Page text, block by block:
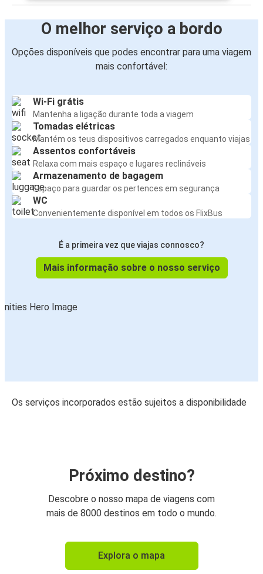
O melhor serviço a bordo
Opções disponíveis que podes encontrar para uma viagem
mais confortável:
Wi-Fi grátis
Mantenha a ligação durante toda a viagem
Tomadas elétricas
Mantém os teus dispositivos carregados enquanto viajas
Assentos confortáveis
Relaxa com mais espaço e lugares reclináveis
Armazenamento de bagagem
Espaço para guardar os pertences em segurança
WC
Convenientemente disponível em todos os FlixBus
É a primeira vez que viajas connosco?
Mais informação sobre o nosso serviço
Os serviços incorporados estão sujeitos a disponibilidade
Próximo destino?
Descobre o nosso mapa de viagens com
mais de 8000 destinos em todo o mundo.
Explora o mapa